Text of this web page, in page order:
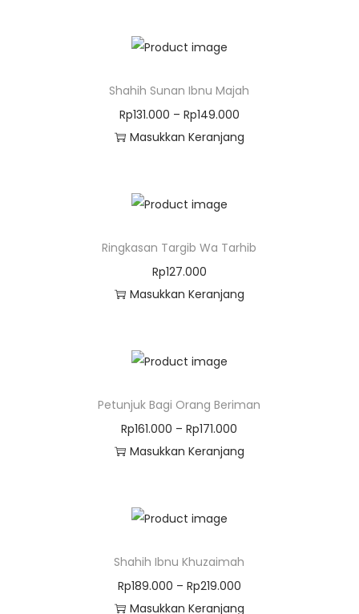
Shahih Sunan Ibnu Majah
Rp131.000 – Rp149.000
Masukkan Keranjang
Ringkasan Targib Wa Tarhib
Rp127.000
Masukkan Keranjang
Petunjuk Bagi Orang Beriman
Rp161.000 – Rp171.000
Masukkan Keranjang
Shahih Ibnu Khuzaimah
Rp189.000 – Rp219.000
Masukkan Keranjang